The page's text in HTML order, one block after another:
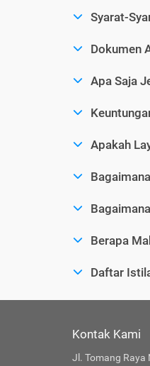
Syarat-
Dokumen
Apa Saja
Apakah
Berapa
Daftar
Kontak Kami
Jl. Tomang Raya